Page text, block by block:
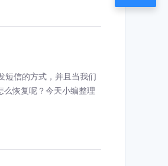
短信的方式，并且当我们
么恢复呢？今天小编整理